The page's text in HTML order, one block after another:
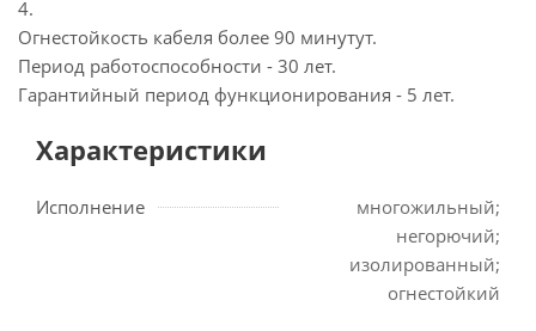
4.
Огнестойкость кабеля более 90 минутут.
Период работоспособности - 30 лет.
Гарантийный период функционирования - 5 лет.
Характеристики
Исполнение
многожильный;
негорючий;
изолированный;
огнестойкий